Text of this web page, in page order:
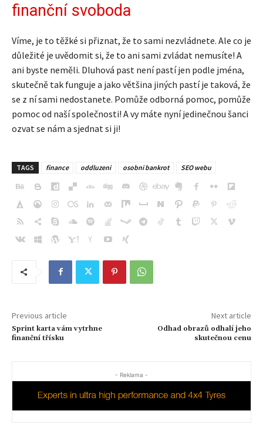
finanční svoboda
Víme, je to těžké si přiznat, že to sami nezvládnete. Ale co je
důležité je uvědomit si, že to ani sami zvládat nemusíte! A
ani byste neměli. Dluhová past není pastí jen podle jména,
skutečně tak funguje a jako většina jiných pastí je taková, že
se z ní sami nedostanete. Pomůže odborná pomoc, pomůže
pomoc od naší společnosti! A vy máte nyní jedinečnou šanci
ozvat se nám a sjednat si ji!
TAGS finance oddluzeni osobni bankrot SEO webu
Previous article
Sprint karta vám vytrhne
finanční třísku
Next article
Odhad obrazů odhalí jeho
skutečnou cenu
- Reklama -